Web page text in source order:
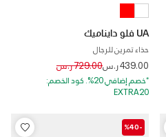
UA فلو دايناميك
حذاء تمرين للرجال
439.00 ر.س Price reduced from
729.00 ر.س to
*خصم إضافي 20%. كود الخصم:
EXTRA20
-%40